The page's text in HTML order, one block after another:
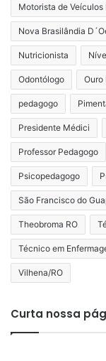
Motorista de Veículos
Nova Brasilândia
Nutricionista
Odontólogo Ouro
pedagogo
Presidente Médici
Professor Pedagogo
Psicopedagogo
São Francisco do
Theobroma RO
Técnico em
Vilhena/RO
Curta nossa